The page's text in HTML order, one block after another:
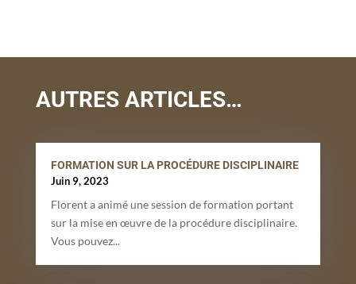
AUTRES ARTICLES…
FORMATION SUR LA PROCÉDURE DISCIPLINAIRE
Juin 9, 2023
Florent a animé une session de formation portant
sur la mise en œuvre de la procédure disciplinaire.
Vous pouvez...